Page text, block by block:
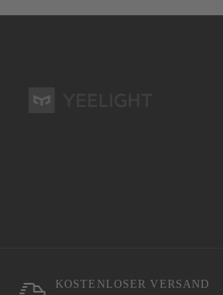
KOSTENLOSER VERSAND